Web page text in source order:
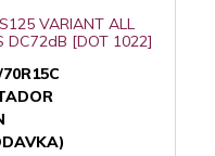
VARIANT ALL
DC72dB [DOT 1022]